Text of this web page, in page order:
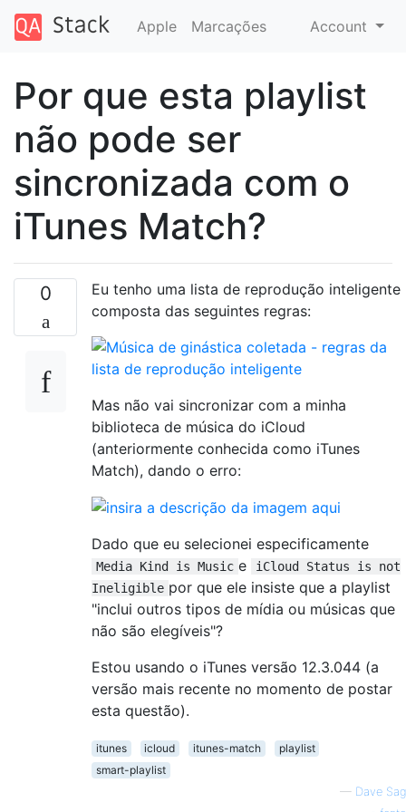
Apple Marcações Account
Por que esta playlist
não pode ser
sincronizada com o
iTunes Match?
0
Eu tenho uma lista de reprodução inteligente
composta das seguintes regras:
Mas não vai sincronizar com a minha
biblioteca de música do iCloud
(anteriormente conhecida como iTunes
Match), dando o erro:
Dado que eu selecionei especificamente
Media Kind is Music e
iCloud Status is not
Ineligible por que ele insiste que a playlist
"inclui outros tipos de mídia ou músicas que
não são elegíveis"?
Estou usando o iTunes versão 12.3.044 (a
versão mais recente no momento de postar
esta questão).
itunes icloud itunes-match
playlist
smart-playlist
— Dave Sag